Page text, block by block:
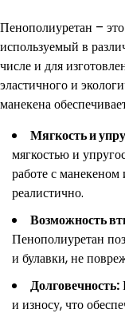
Пенополиуретан –
используемый в
числе и для
эластичного и
манекена
Мягкость и
мягкостью и
работе с манекеном
реалистично.
Возможность
Пенополиуретан
и булавки, не
Долговечность:
и износу, что